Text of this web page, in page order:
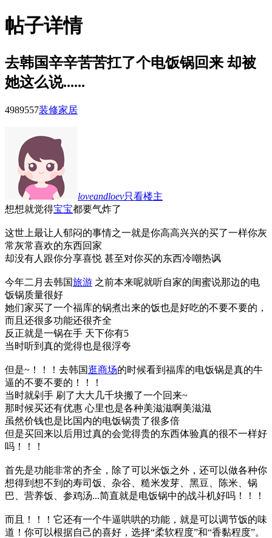
帖子详情
去韩国辛辛苦苦扛了个电饭锅回来 却被
她这么说......
4989557装修家居
loveandloev只看楼主
想想就觉得宝宝都要气炸了
这世上最让人郁闷的事情之一就是你高高兴兴的买了一样你灰
常灰常喜欢的东西回家
却没有人跟你分享喜悦 甚至对你买的东西冷嘲热讽
今年二月去韩国旅游 之前本来呢就听自家的闺蜜说那边的电
饭锅质量很好
她们家买了一个福库的锅煮出来的饭也是好吃的不要不要的，
而且还很多功能还很齐全
反正就是一锅在手 天下你有5
当时听到真的觉得也是很浮夸
但是~！！！去韩国逛商场的时候看到福库的电饭锅是真的牛
逼的不要不要的！！！
当时就剁手 刷了大大几千块搬了一个回来~
那时候买还有优惠 心里也是各种美滋滋啊美滋滋
虽然价钱也是比国内的电饭锅贵了很多倍
但是买回来以后用过真的会觉得贵的东西体验真的很不一样好
吗！！！
首先是功能非常的齐全，除了可以米饭之外，还可以做各种你
想得到想不到的寿司饭、杂谷、糙米发芽、黑豆、陈米、锅
巴、营养饭、参鸡汤...简直就是电饭锅中的战斗机好吗！！！
而且！！！它还有一个牛逼哄哄的功能，就是可以调节饭的味
道！你可以根据自己的喜好，选择“柔软程度”和“香黏程度”。